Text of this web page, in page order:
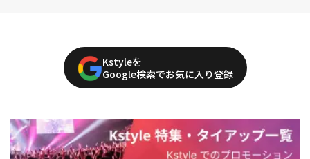
Kstyleを
Google検索でお気に入り登録